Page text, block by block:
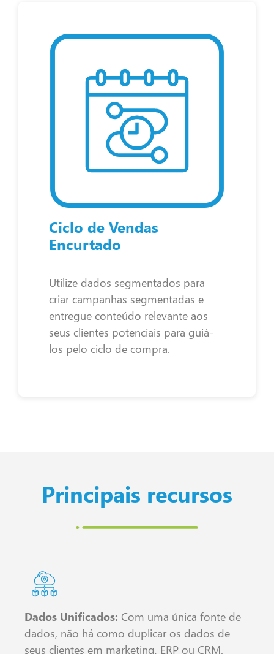
Ciclo de Vendas
Encurtado
Utilize dados segmentados para
criar campanhas segmentadas e
entregue conteúdo relevante aos
seus clientes potenciais para guiá-
los pelo ciclo de compra.
Principais recursos
Dados Unificados: Com uma única fonte de
dados, não há como duplicar os dados de
seus clientes em marketing, ERP ou CRM.